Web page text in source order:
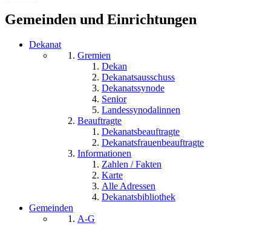
Gemeinden und Einrichtungen
Dekanat
Gremien
Dekan
Dekanatsausschuss
Dekanatssynode
Senior
Landessynodalinnen
Beauftragte
Dekanatsbeauftragte
Dekanatsfrauenbeauftragte
Informationen
Zahlen / Fakten
Karte
Alle Adressen
Dekanatsbibliothek
Gemeinden
A-G